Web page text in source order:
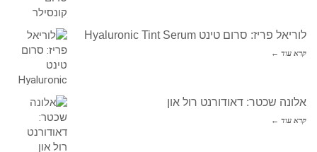
לוריאל פריז: סרום טינט Hyaluronic Tint Serum
קרא עוד ←
אלונה שכטר: דאודורנט רול און
קרא עוד ←